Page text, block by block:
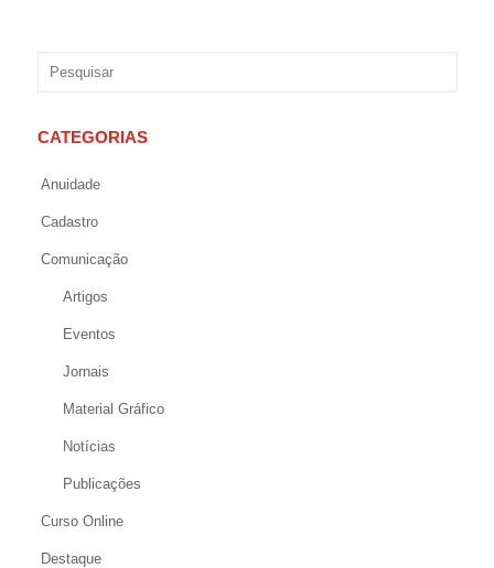
CATEGORIAS
Anuidade
Cadastro
Comunicação
Artigos
Eventos
Jornais
Material Gráfico
Notícias
Publicações
Curso Online
Destaque